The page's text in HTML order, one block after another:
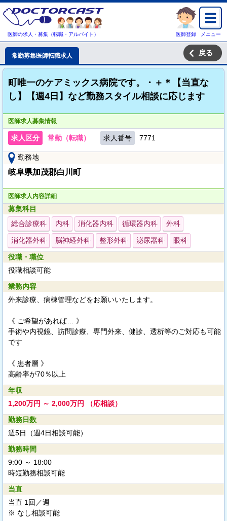
医師の求人・募集（転職・アルバイト） 医師登録 メニュー
常勤募集医師転職求人 戻る
町唯一のケアミックス病院です。・＋＊【当直な
し】【週4日】など勤務スタイル相談に応じます
医師求人募集情報
求人区分 常勤（転職） 求人番号 7771
勤務地
岐阜県加茂郡白川町
医師求人内容詳細
募集科目
総合診療科
内科 消化器内科 循環器内科 外科
消化器外科 脳神経外科 整形外科 泌尿器科 眼科
役職・職位
役職相談可能
業務内容
外来診療、病棟管理などをお願いいたします。
《 ご希望があれば… 》
手術や内視鏡、訪問診療、専門外来、健診、透析等のご対応も可能
です
《 患者層 》
高齢率が70％以上
年収
1,200万円 ～ 2,000万円 （応相談）
勤務日数
週5日（週4日相談可能）
勤務時間
9:00 ～ 18:00
時短勤務相談可能
当直
当直 1回／週
※ なし相談可能